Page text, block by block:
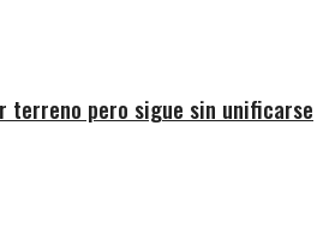
terreno pero sigue sin unificarse